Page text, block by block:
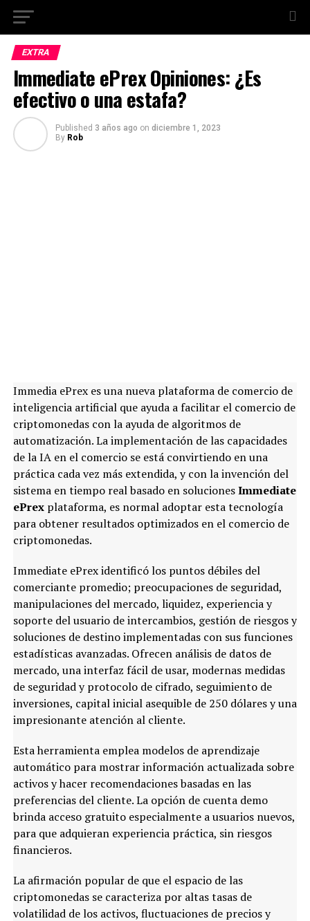
EXTRA
Immediate ePrex Opiniones: ¿Es
efectivo o una estafa?
Published 3 años ago on diciembre 1, 2023
By Rob
Immedia ePrex es una nueva plataforma de comercio de
inteligencia artificial que ayuda a facilitar el comercio de
criptomonedas con la ayuda de algoritmos de
automatización. La implementación de las capacidades
de la IA en el comercio se está convirtiendo en una
práctica cada vez más extendida, y con la invención del
sistema en tiempo real basado en solucionesImmediate
ePrexplataforma, es normal adoptar esta tecnología
para obtener resultados optimizados en el comercio de
criptomonedas.
Immediate ePrex identificó los puntos débiles del
comerciante promedio; preocupaciones de seguridad,
manipulaciones del mercado, liquidez, experiencia y
soporte del usuario de intercambios, gestión de riesgos y
soluciones de destino implementadas con sus funciones
estadísticas avanzadas. Ofrecen análisis de datos de
mercado, una interfaz fácil de usar, modernas medidas
de seguridad y protocolo de cifrado, seguimiento de
inversiones, capital inicial asequible de 250 dólares y una
impresionante atención al cliente.
Esta herramienta emplea modelos de aprendizaje
automático para mostrar información actualizada sobre
activos y hacer recomendaciones basadas en las
preferencias del cliente. La opción de cuenta demo
brinda acceso gratuito especialmente a usuarios nuevos,
para que adquieran experiencia práctica, sin riesgos
financieros.
La afirmación popular de que el espacio de las
criptomonedas se caracteriza por altas tasas de
volatilidad de los activos, fluctuaciones de precios y